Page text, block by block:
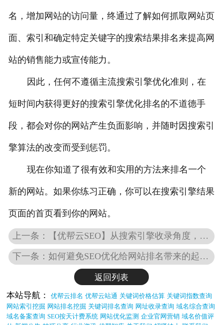
名，增加网站的访问量，终通过了解如何抓取网站页
面、索引和确定特定关键字的搜索结果排名来提高网
站的销售能力或宣传能力。
因此，任何不遵循主流搜索引擎优化准则，在
短时间内获得更好的搜索引擎优化排名的不道德手
段，都会对你的网站产生负面影响，并随时因搜索引
擎算法的改变而受到惩罚。
现在你知道了很有效和实用的方法来排名一个
新的网站。如果你练习正确，你可以在搜索引擎结果
页面的首页看到你的网站。
上一条：【优帮云SEO】从搜索引擎收录角度，探讨网站排名的技巧
下一条：如何避免SEO优化给网站排名带来的起伏？
返回列表
本站导航：
优帮云排名 优帮云站通 关键词价格估算 关键词指数查询
网站索引挖掘 网站排名挖掘 关键词排名查询 网址收录查询 域名综合查询
域名备案查询 SEO按天计费系统 网站优化监测 企业官网营销 域名价值评